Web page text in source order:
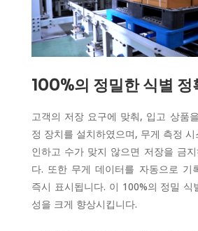
100%의 정밀한 식별 정
고객의 저장 요구에 맞춰, 입고 상품
정 장치를 설치하였으며, 무게 측정
인하고 수가 맞지 않으면 저장을 금
다. 또한 무게 데이터를 자동으로 기
즉시 표시됩니다. 이 100%의 정밀 식
성을 크게 향상시킵니다.